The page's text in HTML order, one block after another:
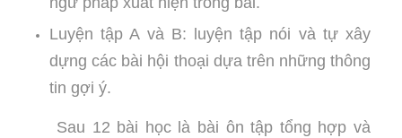
Luyện tập A và B: luyện tập nói và tự xây
dựng các bài hội thoại dựa trên những thông
tin gợi ý.
Sau 12 bài học là bài ôn tập tổng hợp và